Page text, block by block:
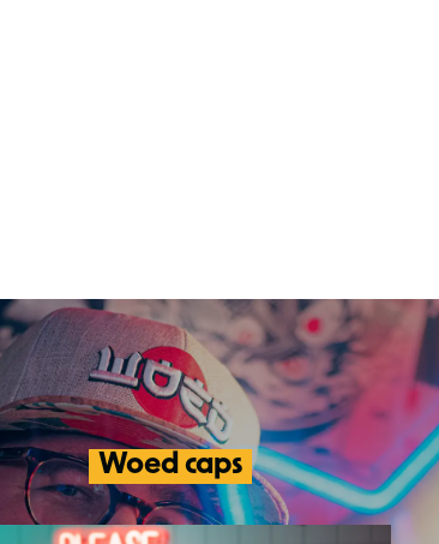
Woed caps
shoot voor het lifestyle merk
Urban caps vragen om een Urban